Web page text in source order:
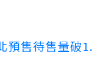
預售待售量破